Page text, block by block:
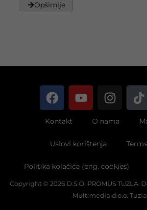
Opširnije
Kontakt O nama
Uslovi korištenja
Politika kolačića (eng. cookies)
Copyright © 2026 D.S.O. PROMUS TUZLA.
Multimedia d.o.o. Tuzla